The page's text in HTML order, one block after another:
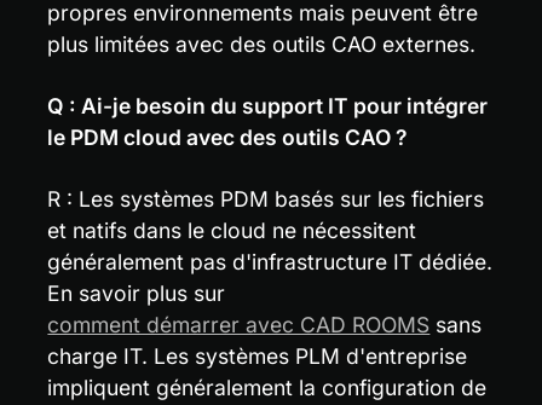
propres environnements mais peuvent être
plus limitées avec des outils CAO externes.
Q : Ai-je besoin du support IT pour intégrer
le PDM cloud avec des outils CAO ?
R : Les systèmes PDM basés sur les fichiers
et natifs dans le cloud ne nécessitent
généralement pas d'infrastructure IT dédiée.
En savoir plus sur
comment démarrer avec CAD ROOMS sans
charge IT. Les systèmes PLM d'entreprise
impliquent généralement la configuration de